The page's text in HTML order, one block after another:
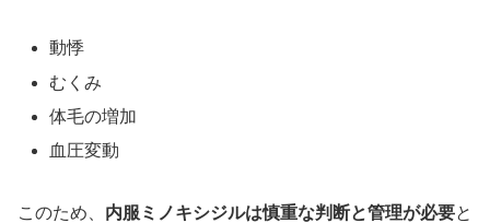
動悸
むくみ
体毛の増加
血圧変動
このため、 内服ミノキシジルは慎重な判断と管理が必要と